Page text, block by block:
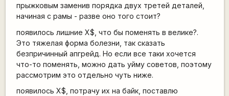
прыжковым заменив порядка двух третей деталей,
начиная с рамы - разве оно того стоит?
появилось лишние X$, что бы поменять в велике?.
Это тяжелая форма болезни, так сказать
безпричинный апгрейд. Но если все таки хочется
что-то поменять, можно дать уйму советов, поэтому
рассмотрим это отдельно чуть ниже.
появилось X$, потрачу их на байк, поставлю